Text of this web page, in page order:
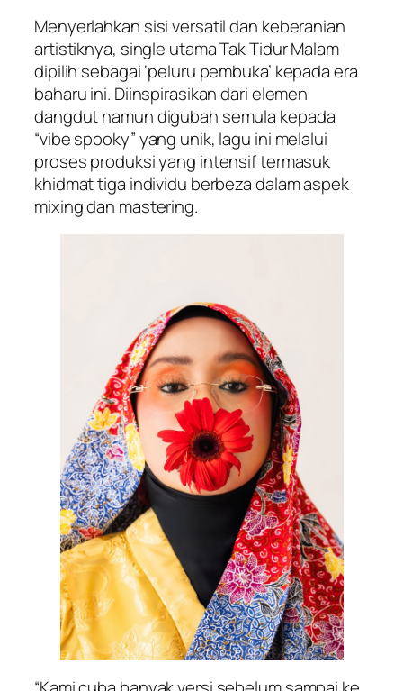
Menyerlahkan sisi versatil dan keberanian
artistiknya, single utamaTak Tidur Malam
dipilih sebagai ‘peluru pembuka’ kepada era
baharu ini. Diinspirasikan dari elemen
dangdut namun digubah semula kepada
“vibe spooky” yang unik, lagu ini melalui
proses produksi yang intensif termasuk
khidmat tiga individu berbeza dalam aspek
mixing dan mastering.